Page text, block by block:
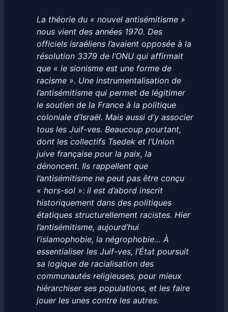
La théorie du « nouvel antisémitisme »
nous vient des années 1970. Des
officiels israéliens l’avaient opposée à la
résolution 3379 de l’ONU qui affirmait
que « le sionisme est une forme de
racisme ». Une instrumentalisation de
l’antisémitisme qui permet de légitimer
le soutien de la France à la politique
coloniale d’Israël. Mais aussi d’y associer
tous les Juif-ves. Beaucoup pourtant,
dont les collectifs Tsedek et l’Union
juive française pour la paix, la
dénoncent. Ils rappellent que
l’antisémitisme ne peut pas être conçu
« hors-sol »: il est d’abord inscrit
historiquement dans des politiques
étatiques structurellement racistes. Hier
l’antisémitisme, aujourd’hui
l’islamophobie, la négrophobie… À
essentialiser les Juif-ves, l’État poursuit
sa logique de racialisation des
communautés religieuses, pour mieux
hiérarchiser ses populations, et les faire
jouer les unes contre les autres.